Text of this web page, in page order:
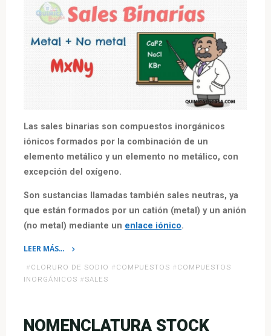
Las sales binarias son compuestos inorgánicos
iónicos formados por la combinación de un
elemento metálico y un elemento no metálico, con
excepción del oxígeno.
Son sustancias llamadas también sales neutras, ya
que están formados por un catión (metal) y un anión
(no metal) mediante un enlace iónico.
LEER MÁS…
«Compuestos
Inorgánicos:
# CLORURO DE SODIO # COMPUESTOS # COMPUESTOS
INORGÁNICOS # SALES
NOMENCLATURA STOCK